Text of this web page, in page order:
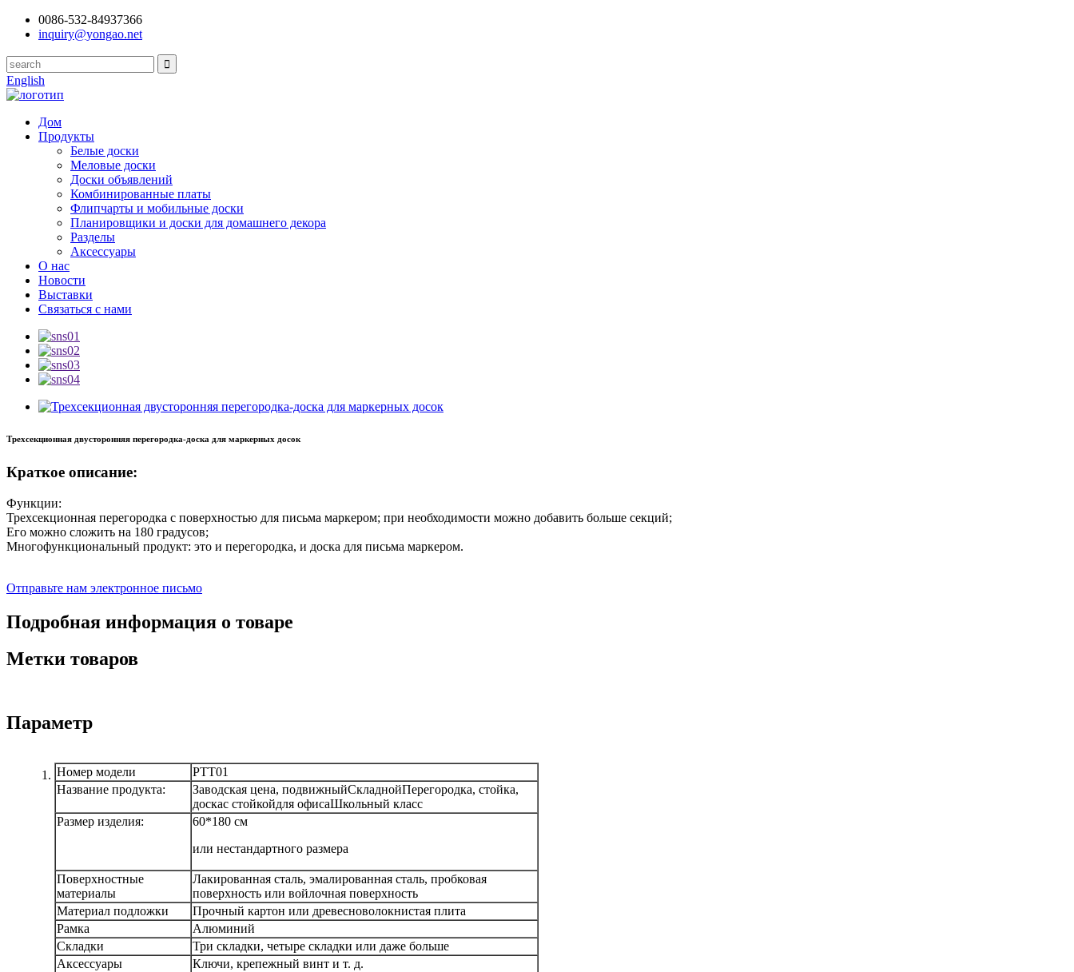
0086-532-84937366
inquiry@yongao.net
English
Дом
Продукты
Белые доски
Меловые доски
Доски объявлений
Комбинированные платы
Флипчарты и мобильные доски
Планировщики и доски для домашнего декора
Разделы
Аксессуары
О нас
Новости
Выставки
Связаться с нами
Трехсекционная двусторонняя перегородка-доска для маркерных досок
Краткое описание:
Функции:
Трехсекционная перегородка с поверхностью для письма маркером; при необходимости можно добавить больше секций;
Его можно сложить на 180 градусов;
Многофункциональный продукт: это и перегородка, и доска для письма маркером.
Отправьте нам электронное письмо
Подробная информация о товаре
Метки товаров
Параметр
Номер модели
PTT01
Название продукта:
Заводская цена, подвижныйСкладнойПерегородка, стойка,
доскас стойкойдля офисаШкольный класс
Размер изделия:
60*180 см
или нестандартного размера
Поверхностные
материалы
Лакированная сталь, эмалированная сталь, пробковая
поверхность или войлочная поверхность
Материал подложки
Прочный картон или древесноволокнистая плита
Рамка
Алюминий
Складки
Три складки, четыре складки или даже больше
Аксессуары
Ключи, крепежный винт и т. д.